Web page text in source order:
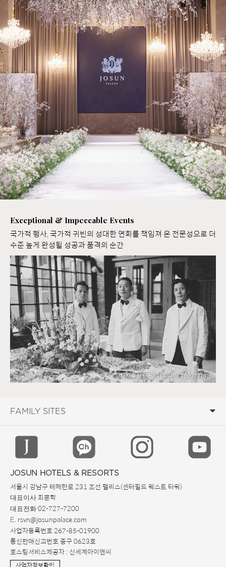
Exceptional & Impeccable Events
국가적 행사, 국가적 귀빈의 성대한 연회를 책임져 온 전문성으로 더
수준 높게 완성될 성공과 품격의 순간
JOSUN HOTELS & RESORTS
서울시 강남구 테헤란로 231 조선 팰리스(센터필드 웨스트 타워)
대표이사 최훈학
대표전화 02-727-7200
E. rsvn@josunpalace.com
사업자등록번호 267-85-01900
통신판매신고번호 중구 0623호
호스팅서비스제공자 : 신세계아이앤씨
사업자정보확인